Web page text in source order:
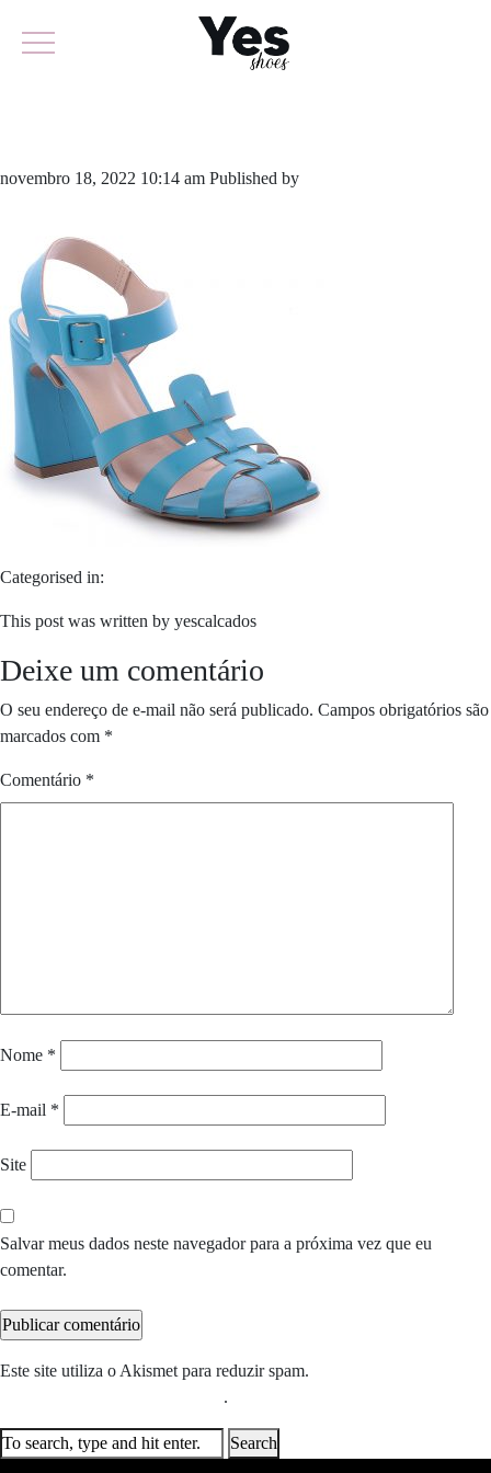
novembro 18, 2022 10:14 am Published by
Categorised in:
This post was written by yescalcados
Deixe um comentário
O seu endereço de e-mail não será publicado. Campos obrigatórios são
marcados com *
Comentário *
Nome *
E-mail *
Site
Salvar meus dados neste navegador para a próxima vez que eu
comentar.
Este site utiliza o Akismet para reduzir spam.
.
Search